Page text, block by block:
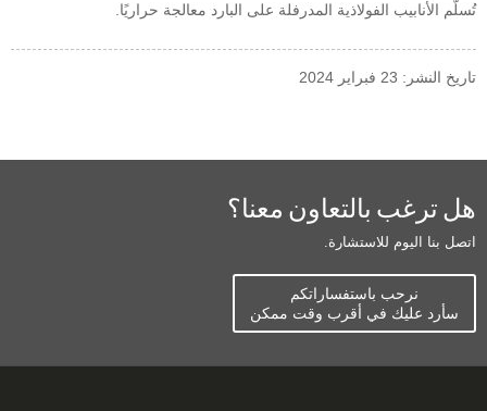
تُسلّم الأنابيب الفولاذية المدرفلة على البارد معالجة حراريًا.
تاريخ النشر: 23 فبراير 2024
هل ترغب بالتعاون معنا؟
اتصل بنا اليوم للاستشارة.
نرحب باستفساراتكم
سأرد عليك في أقرب وقت ممكن